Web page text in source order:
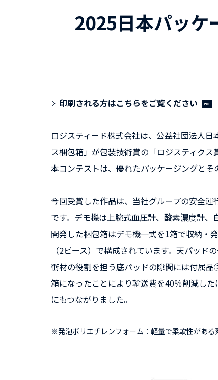
2025日本パッケ
印刷される方はこちらをご覧ください
ロジスティード株式会社は、公益社団法人
ス梱包箱」が包装技術賞の「ロジスティクス
本コンテストは、優れたパッケージングとそ
今回受賞した作品は、当社グループの安全
です。デモ機は上腕式血圧計、酸素濃度計
開発した梱包箱はデモ機一式を1箱で収納・
（2ピース）で構成されています。天パッ
衝材の役割を担う底パッドの隙間には付属
箱になったことにより輸送費を40％削減し
にもつながりました。
※発泡ポリエチレンフォーム：軽量で柔軟性があ